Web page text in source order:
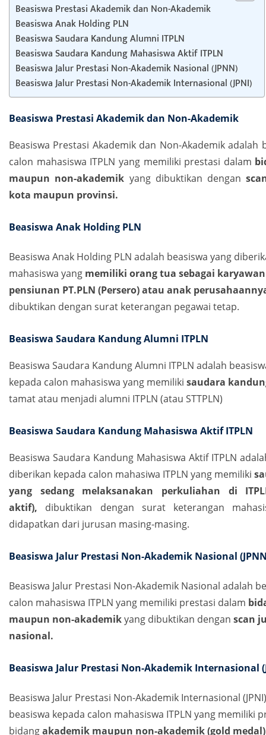
Beasiswa Prestasi Akademik dan Non-Akademik
Beasiswa Anak Holding PLN
Beasiswa Saudara Kandung Alumni ITPLN
Beasiswa Saudara Kandung Mahasiswa Aktif ITPLN
Beasiswa Jalur Prestasi Non-Akademik Nasional (JPNN)
Beasiswa Jalur Prestasi Non-Akademik Internasional (JPNI)
Beasiswa Prestasi Akademik dan Non-Akademik
Beasiswa Prestasi Akademik dan Non-Akademik adalah
calon mahasiswa ITPLN yang memiliki prestasi dalam
maupun non-akademik yang dibuktikan dengan
kota maupun provinsi.
Beasiswa Anak Holding PLN
Beasiswa Anak Holding PLN adalah beasiswa yang
mahasiswa yang memiliki orang tua sebagai
pensiunan PT.PLN (Persero) atau anak
dibuktikan dengan surat keterangan pegawai tetap.
Beasiswa Saudara Kandung Alumni ITPLN
Beasiswa Saudara Kandung Alumni ITPLN adalah
kepada calon mahasiswa yang memiliki saudara
tamat atau menjadi alumni ITPLN (atau STTPLN)
Beasiswa Saudara Kandung Mahasiswa Aktif ITPLN
Beasiswa Saudara Kandung Mahasiswa Aktif ITPLN
diberikan kepada calon mahasiwa ITPLN yang memiliki
yang sedang melaksanakan perkuliahan di
aktif), dibuktikan dengan surat keterangan
didapatkan dari jurusan masing-masing.
Beasiswa Jalur Prestasi Non-Akademik Nasional
Beasiswa Jalur Prestasi Non-Akademik Nasional adalah
calon mahasiswa ITPLN yang memiliki prestasi dalam
maupun non-akademikyang dibuktikan dengan scan
nasional.
Beasiswa Jalur Prestasi Non-Akademik Internasional
Beasiswa Jalur Prestasi Non-Akademik Internasional
beasiswa kepada calon mahasiswa ITPLN yang memiliki
bidangakademik maupun non-akademik (gold medal)